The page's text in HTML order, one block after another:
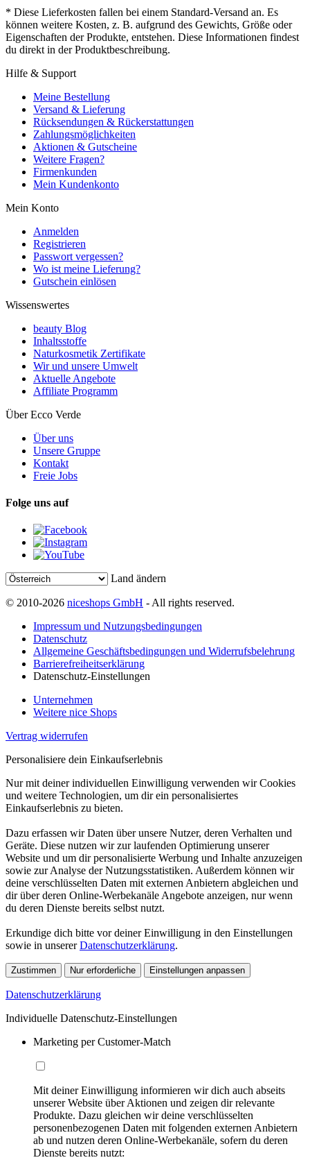
* Diese Lieferkosten fallen bei einem Standard-Versand an. Es
können weitere Kosten, z. B. aufgrund des Gewichts, Größe oder
Eigenschaften der Produkte, entstehen. Diese Informationen findest
du direkt in der Produktbeschreibung.
Hilfe & Support
Meine Bestellung
Versand & Lieferung
Rücksendungen & Rückerstattungen
Zahlungsmöglichkeiten
Aktionen & Gutscheine
Weitere Fragen?
Firmenkunden
Mein Kundenkonto
Mein Konto
Anmelden
Registrieren
Passwort vergessen?
Wo ist meine Lieferung?
Gutschein einlösen
Wissenswertes
beauty Blog
Inhaltsstoffe
Naturkosmetik Zertifikate
Wir und unsere Umwelt
Aktuelle Angebote
Affiliate Programm
Über Ecco Verde
Über uns
Unsere Gruppe
Kontakt
Freie Jobs
Folge uns auf
Land ändern
© 2010-2026 niceshops GmbH - All rights reserved.
Impressum und Nutzungsbedingungen
Datenschutz
Allgemeine Geschäftsbedingungen und Widerrufsbelehrung
Barrierefreiheitserklärung
Datenschutz-Einstellungen
Unternehmen
Weitere nice Shops
Vertrag widerrufen
Personalisiere dein Einkaufserlebnis
Nur mit deiner individuellen Einwilligung verwenden wir Cookies
und weitere Technologien, um dir ein personalisiertes
Einkaufserlebnis zu bieten.
Dazu erfassen wir Daten über unsere Nutzer, deren Verhalten und
Geräte. Diese nutzen wir zur laufenden Optimierung unserer
Website und um dir personalisierte Werbung und Inhalte anzuzeigen
sowie zur Analyse der Nutzungsstatistiken. Außerdem können wir
deine verschlüsselten Daten mit externen Anbietern abgleichen und
dir über deren Online-Werbekanäle Angebote anzeigen, nur wenn
du deren Dienste bereits selbst nutzt.
Erkundige dich bitte vor deiner Einwilligung in den Einstellungen
sowie in unsererDatenschutzerklärung.
Zustimmen Nur erforderliche Einstellungen anpassen
Datenschutzerklärung
Individuelle Datenschutz-Einstellungen
Marketing per Customer-Match
Mit deiner Einwilligung informieren wir dich auch abseits
unserer Website über Aktionen und zeigen dir relevante
Produkte. Dazu gleichen wir deine verschlüsselten
personenbezogenen Daten mit folgenden externen Anbietern
ab und nutzen deren Online-Werbekanäle, sofern du deren
Dienste bereits nutzt: